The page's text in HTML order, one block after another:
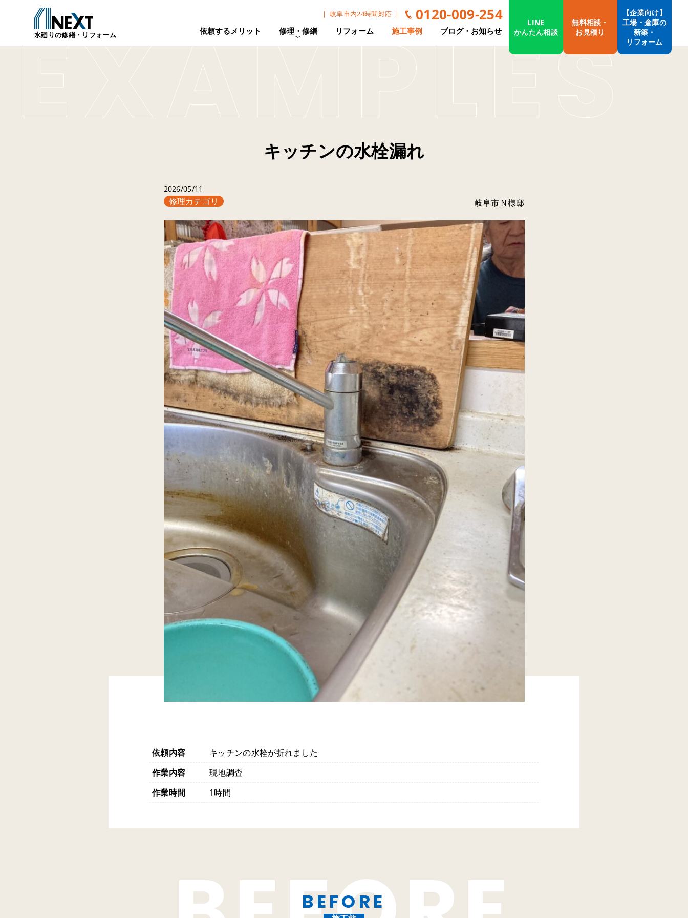
水廻りの修繕・リフォーム
岐阜市内24時間対応 0120-009-254
依頼するメリット 修理・修繕 リフォーム 施工事例 ブログ・お知らせ
LINE
かんたん相談
無料相談・
お見積り
【企業向け】
工場・倉庫の
新築・
リフォーム
キッチンの水栓漏れ
2026/05/11
修理カテゴリ 岐阜市Ｎ様邸
依頼内容
キッチンの水栓が折れました
作業内容
現地調査
作業時間
1時間
BEFORE